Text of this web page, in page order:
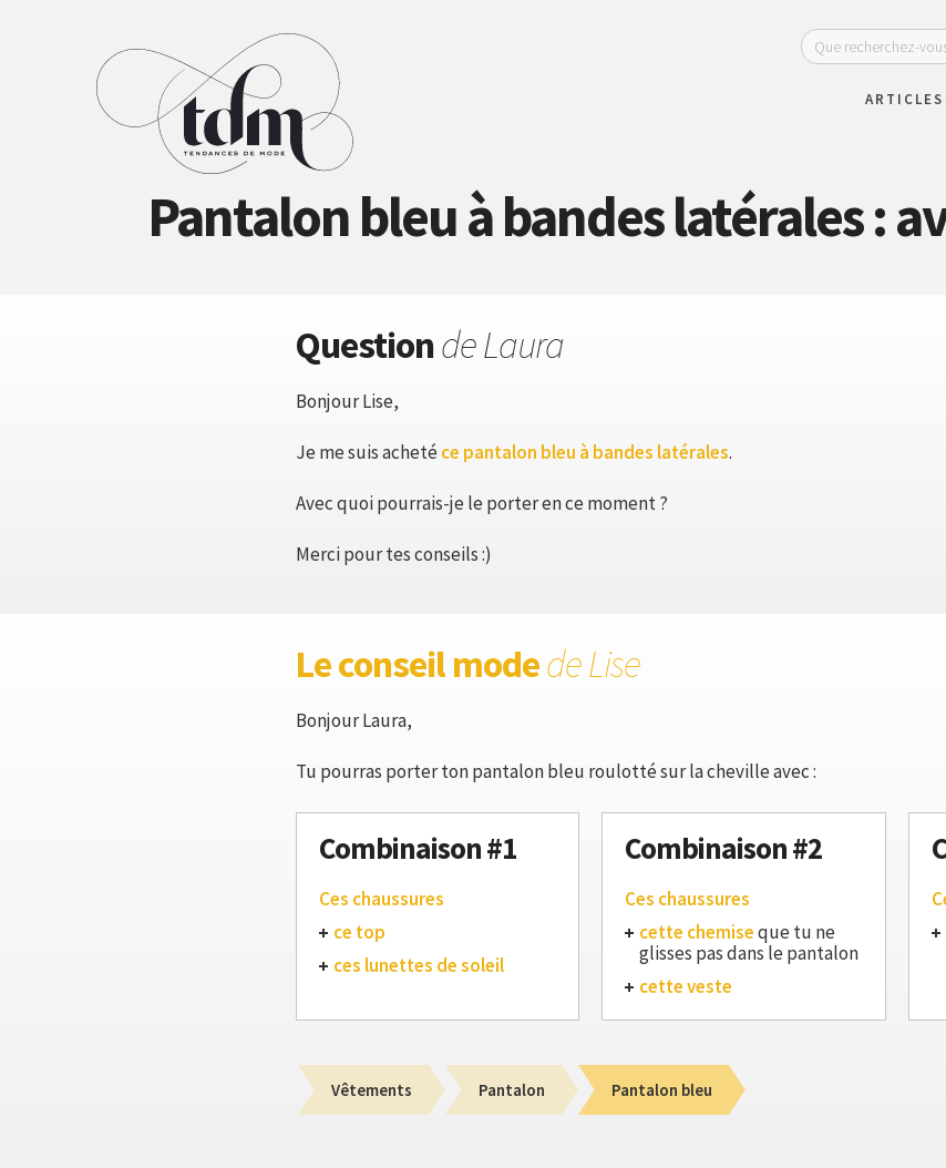
ARTICLES
Pantalon bleu à bandes latérales :
Questionde Laura
Bonjour Lise,
Je me suis acheté ce pantalon bleu à bandes latérales.
Avec quoi pourrais-je le porter en ce moment ?
Merci pour tes conseils :)
Le conseil modede Lise
Bonjour Laura,
Tu pourras porter ton pantalon bleu roulotté sur la cheville avec :
Combinaison #1
Ces chaussures
ce top
ces lunettes de soleil
Combinaison #2
Ces chaussures
cette chemiseque tu ne
glisses pas dans le pantalon
cette veste
Vêtements Pantalon Pantalon bleu